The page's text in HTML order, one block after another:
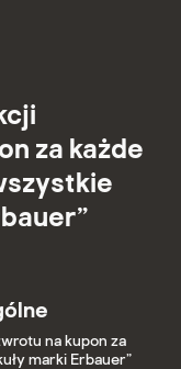
za każde
na kupon za
marki Erbauer”